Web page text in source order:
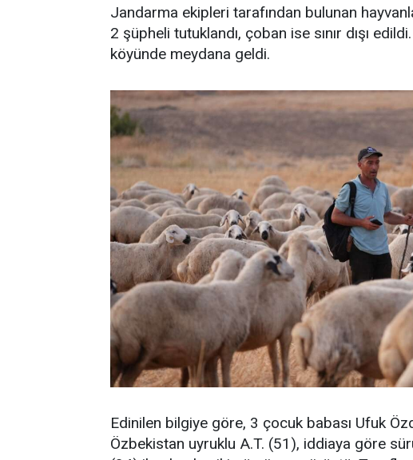
Jandarma ekipleri tarafından bulunan
2 şüpheli tutuklandı, çoban ise sınır dışı
köyünde meydana geldi.
Edinilen bilgiye göre, 3 çocuk babası Ufuk
Özbekistan uyruklu A.T. (51), iddiaya göre